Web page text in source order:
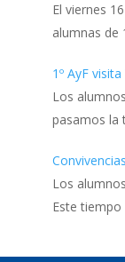
El viernes
alumnas de
1º AyF
Los
pasamos la
Los
Este